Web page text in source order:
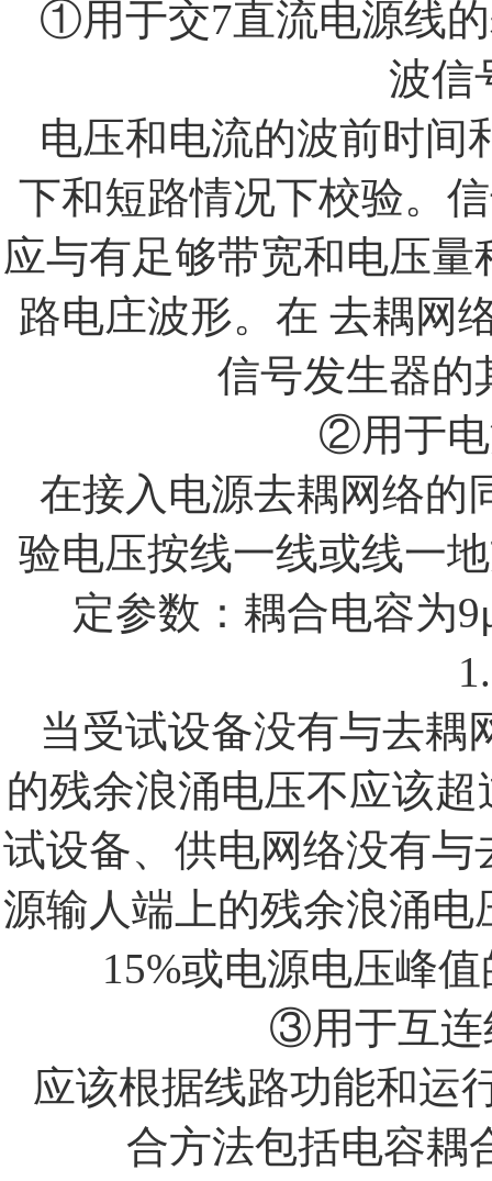
①用于交7直流电源线
波信
电压和电流的波前时间
下和短路情况下校验。
应与有足够带宽和电压
路电庄波形。在 去耦网
信号发生器的
②用于
在接入电源去耦网络
验电压按线一线或线一
定参数：耦合电容为9
当受试设备没有与去耦
的残余浪涌电压不应该
试设备、供电网络没有
源输人端上的残余浪涌
15%或电源电压峰值
③用于互连
应该根据线路功能和运
合方法包括电容耦